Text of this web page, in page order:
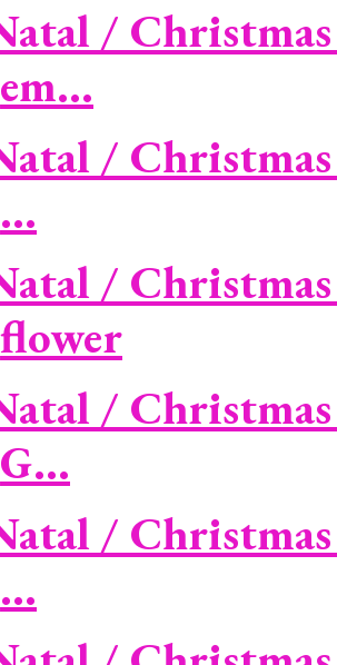
/
em...
/
...
/
flower
/ Christmas
G...
/
...